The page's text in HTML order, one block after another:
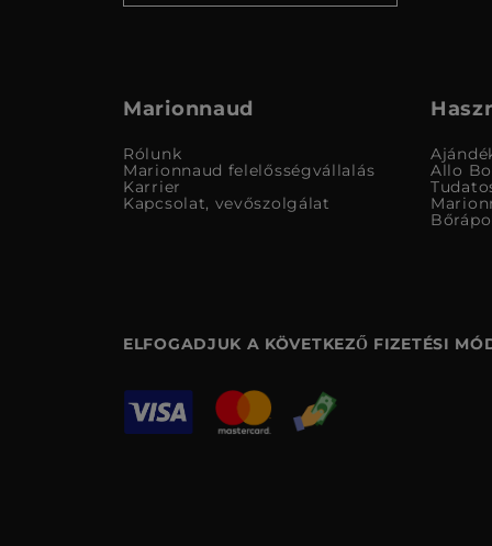
Marionnaud
Rólunk
Marionnaud felelősségvállalás
Karrier
Kapcsolat, vevőszolgálat
Allo
ELFOGADJUK A KÖVETKEZŐ FIZETÉSI